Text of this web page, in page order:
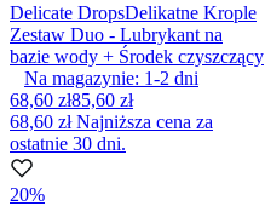
Delicate DropsDelikatne Krople
Zestaw Duo - Lubrykant na
bazie wody + Środek czyszczący
Na magazynie: 1-2 dni
68,60 zł85,60 zł
68,60 złNajniższa cena za
ostatnie 30 dni.
20%